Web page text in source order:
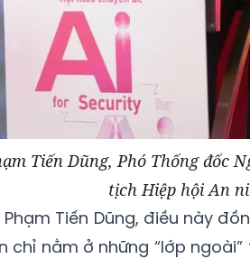
Tiến Dũng, Phó Thống đốc
tịch Hiệp hội An
Phạm Tiến Dũng, điều này
chỉ nằm ở những “lớp